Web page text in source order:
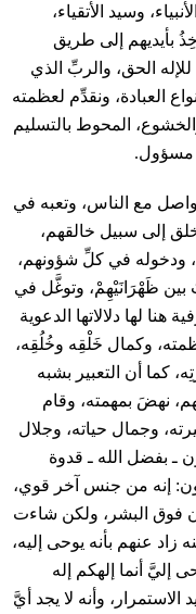
وسيد الأتقياء،
بأيديهم إلى طريق
للإله الحق، والربِّ الذي
العبادة، ونقدِّم لعظمته
المحوط بالتسليم
مسؤول.
مع الناس، وتعبه في
إلى سبيل خالقهم،
ودخوله في كلِّ شؤونهم،
بين ظَهْرَانَيْهِمْ، وتوغَّل في
هنا لها دلالاتها الدعوية
وكمال خَلْقِه وخُلُقِه،
كما أن التعبير بشبه
نهضَ بمهمته، وقام
وجمال حياته، وجلال
ـ بفضل الله ـ قدوة
إنه من جنس آخر قوي،
فوق البشر، ولكن شاءت
زاد عنهم بأنه يوحى إليه،
إليَّ أنما إلهكم إله
الاستمرار، وأنه لا يجد أيَّ